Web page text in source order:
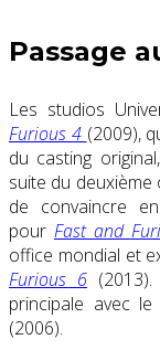
Passage
Les studios
Furious 4 (2009),
du casting
suite du
de convaincre
pour Fast and
office mondial et
Furious 6
principale avec
(2006).